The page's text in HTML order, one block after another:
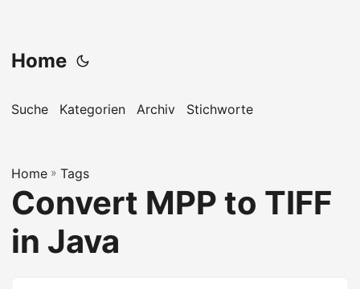
Home
Suche Kategorien Archiv Stichworte
Home » Tags
Convert MPP to TIFF
in Java